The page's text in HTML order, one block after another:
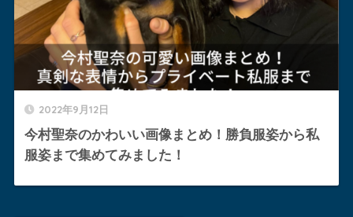
2022年9月12日
今村聖奈のかわいい画像まとめ！勝負服姿から私
服姿まで集めてみました！